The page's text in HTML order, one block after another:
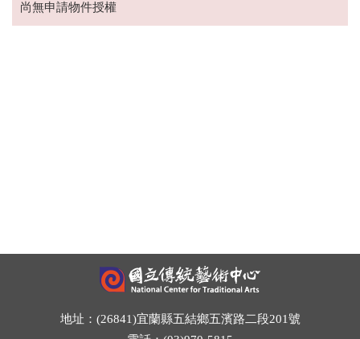
尚無申請物件授權
地址：(26841)宜蘭縣五結鄉五濱路二段201號